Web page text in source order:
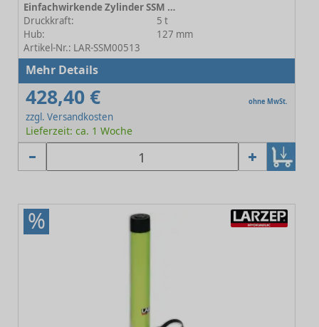
Einfachwirkende Zylinder SSM 00513
Druckkraft:
5 t
Hub:
127 mm
Artikel-Nr.: LAR-SSM00513
Mehr Details
428,40 € ohne MwSt.
zzgl. Versandkosten
Lieferzeit: ca. 1 Woche
%